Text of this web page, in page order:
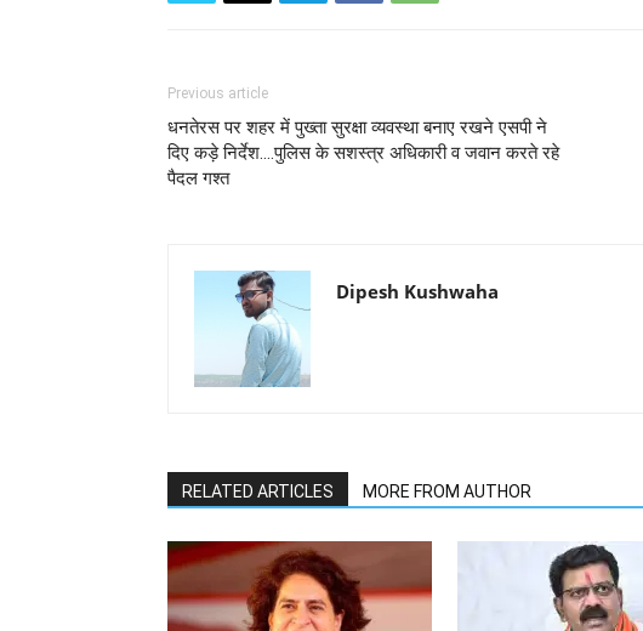
Previous article
धनतेरस पर शहर में पुख्ता सुरक्षा व्यवस्था बनाए रखने एसपी ने
दिए कड़े निर्देश....पुलिस के सशस्त्र अधिकारी व जवान करते रहे
पैदल गश्त
Dipesh Kushwaha
RELATED ARTICLES MORE FROM AUTHOR